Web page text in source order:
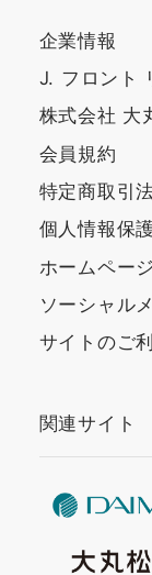
企業情報
J. フロント
株式会社 大
会員規約
特定商取引
個人情報保
ホームペー
ソーシャル
サイトのご
関連サイト